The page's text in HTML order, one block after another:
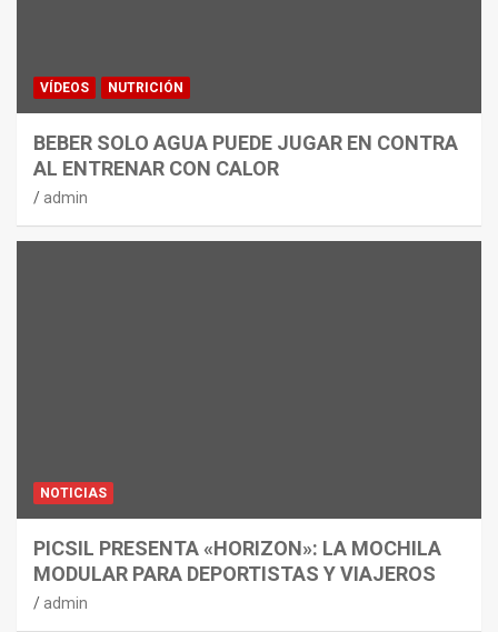
VÍDEOS NUTRICIÓN
BEBER SOLO AGUA PUEDE JUGAR EN CONTRA
AL ENTRENAR CON CALOR
admin
NOTICIAS
PICSIL PRESENTA «HORIZON»: LA MOCHILA
MODULAR PARA DEPORTISTAS Y VIAJEROS
admin